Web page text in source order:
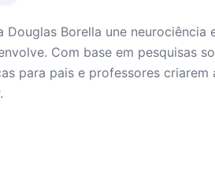
Borella une
Com base em pesquisas
para pais e professores